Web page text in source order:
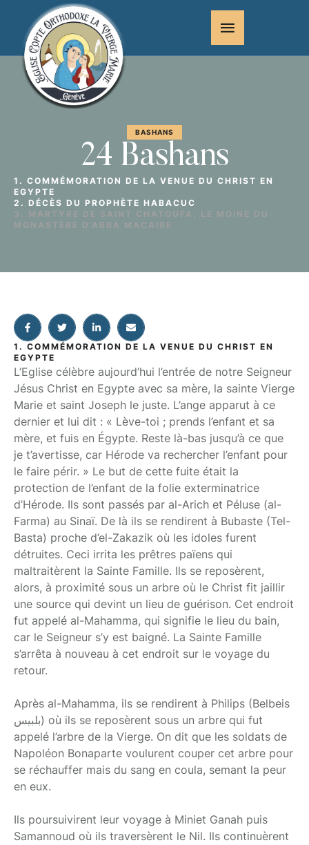
BASHANS
24 Bashans
1. COMMÉMORATION DE LA VENUE DU CHRIST EN
EGYPTE
2. DÉCÈS DU PROPHÈTE HABACUC
3. MARTYRE DE SAINT CHATOUFA, LE MOINE DU
MONASTÈRE D’ABBA MACAIRE
1. COMMÉMORATION DE LA VENUE DU CHRIST EN
EGYPTE
L’Eglise célèbre aujourd’hui l’entrée de notre Seigneur
Jésus Christ en Egypte avec sa mère, la sainte Vierge
Marie et saint Joseph le juste. L’ange apparut à ce
dernier et lui dit : « Lève-toi ; prends l’enfant et sa
mère, et fuis en Égypte. Reste là-bas jusqu’à ce que
je t’avertisse, car Hérode va rechercher l’enfant pour
le faire périr. » Le but de cette fuite était la
protection de l’enfant de la folie exterminatrice
d’Hérode. Ils sont passés par al-Arich et Péluse (al-
Farma) au Sinaï. De là ils se rendirent à Bubaste (Tel-
Basta) proche d’el-Zakazik où les idoles furent
détruites. Ceci irrita les prêtres païens qui
maltraitèrent la Sainte Famille. Ils se reposèrent,
alors, à proximité sous un arbre où le Christ fit jaillir
une source qui devint un lieu de guérison. Cet endroit
fut appelé al-Mahamma, qui signifie le lieu du bain,
car le Seigneur s’y est baigné. La Sainte Famille
s’arrêta à nouveau à cet endroit sur le voyage du
retour.
Après al-Mahamma, ils se rendirent à Philips (Belbeis
بلبيس) où ils se reposèrent sous un arbre qui fut
appelé l’arbre de la Vierge. On dit que les soldats de
Napoléon Bonaparte voulurent couper cet arbre pour
se réchauffer mais du sang en coula, semant la peur
en eux.
Ils poursuivirent leur voyage à Miniet Ganah puis
Samannoud où ils traversèrent le Nil. Ils continuèrent